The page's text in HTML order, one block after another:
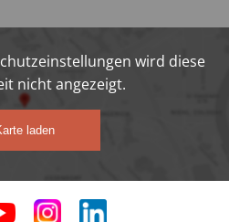
wird diese
nicht angezeigt.
laden